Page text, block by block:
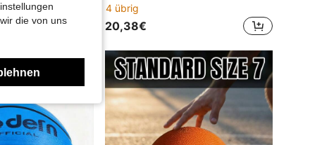
4 übrig
20,38€
die von uns